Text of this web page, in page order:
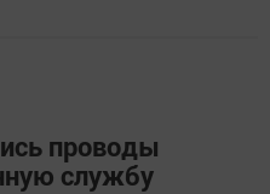
проводы
службу